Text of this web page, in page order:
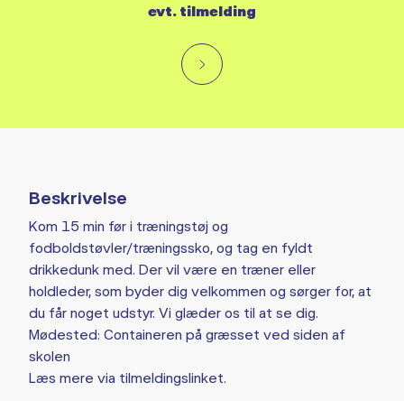
Beskrivelse
Kom 15 min før i træningstøj og
fodboldstøvler/træningssko, og tag en fyldt
drikkedunk med. Der vil være en træner eller
holdleder, som byder dig velkommen og sørger for, at
du får noget udstyr. Vi glæder os til at se dig.
Mødested: Containeren på græsset ved siden af
skolen
Læs mere via tilmeldingslinket.
evt. tilmelding